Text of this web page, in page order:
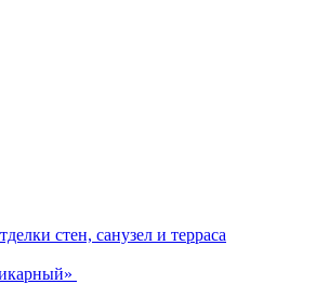
стен, санузел и терраса